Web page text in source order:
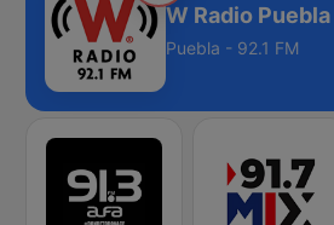
W Radio Puebla
Puebla - 92.1 FM